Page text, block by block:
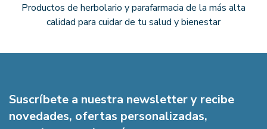
Productos de herbolario y parafarmacia de la más alta
calidad para cuidar de tu salud y bienestar
Suscríbete a nuestra newsletter y recibe
novedades, ofertas personalizadas,